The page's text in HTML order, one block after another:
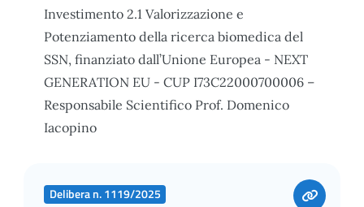
Investimento 2.1 Valorizzazione e
Potenziamento della ricerca biomedica del
SSN, finanziato dall’Unione Europea - NEXT
GENERATION EU - CUP I73C22000700006 –
Responsabile Scientifico Prof. Domenico
Iacopino
Delibera n. 1119/2025